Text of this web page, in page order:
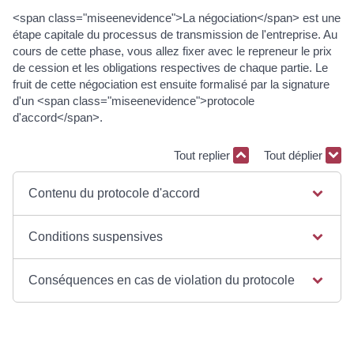
<span class="miseenevidence">La négociation</span> est une
étape capitale du processus de transmission de l'entreprise. Au
cours de cette phase, vous allez fixer avec le repreneur le prix
de cession et les obligations respectives de chaque partie. Le
fruit de cette négociation est ensuite formalisé par la signature
d'un <span class="miseenevidence">protocole
d'accord</span>.
Tout replier Tout déplier
Contenu du protocole d'accord
Conditions suspensives
Conséquences en cas de violation du protocole